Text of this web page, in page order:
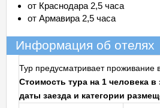
от Краснодара 2,5 часа
от Армавира 2,5 часа
Информация об отелях
Тур предусматривает проживание
Стоимость тура на 1 человека в
даты заезда и категории